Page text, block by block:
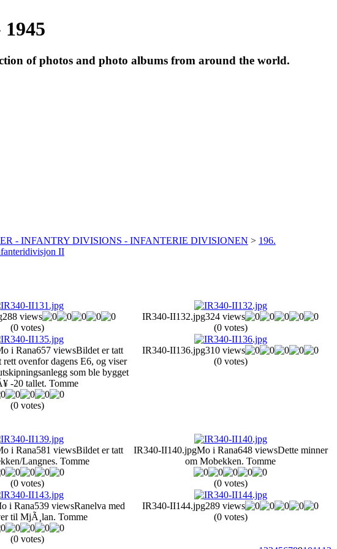
of photos and photo albums from around the world.
- INFANTRY DIVISIONS - INFANTERIE DIVISIONEN > 196.
II
288 views
(0 votes)
IR340-II132.jpg324 views
(0 votes)
i Rana657 viewsBildet er tatt
rett ovenfor dagens E6, og viser
som ble bygget
-20 tallet. Tomme
(0 votes)
IR340-II136.jpg310 views
(0 votes)
i Rana581 viewsBildet er tatt
Langnes. Tomme
(0 votes)
IR340-II140.jpgMo i Rana648 viewsDette minner
om Mobekken. Tomme
(0 votes)
i Rana539 viewsRanelva med
til MjÃ¸lan. Tomme
(0 votes)
IR340-II144.jpg289 views
(0 votes)